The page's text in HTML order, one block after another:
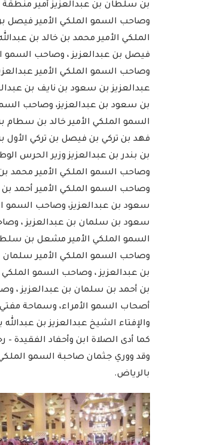
بن سلطان بن عبدالعزيز أمير منطقة
وصاحب السمو الملكي الأمير فيصل
الملكي الأمير محمد بن خالد بن
فيصل بن عبدالعزيز ، وصاحب السمو
وصاحب السمو الملكي الأمير
عبدالعزيز بن سعود بن نايف بن
بن سعود بن عبدالعزيز، وصاحب
السمو الملكي الأمير خالد بن سطام
فهد بن تركي بن فيصل بن تركي الأول
بن بندر بن عبدالعزيز وزير الحرس
وصاحب السمو الملكي الأمير محمد
وصاحب السمو الملكي الأمير أحمد
سعود بن عبدالعزيز، وصاحب السمو
سعود بن سلمان بن عبدالعزيز ،
السمو الملكي الأمير مشعل بن
وصاحب السمو الملكي الأمير سلمان
بن عبدالعزيز ، وصاحب السمو
بن أحمد بن سلمان بن عبدالعزيز ،
أصحاب السمو الأمراء، وسماحة
والإفتاء الشيخ عبدالعزيز بن
كما أدى الصلاة ابن وأحفاد الفقيدة –
وقد ووري جثمان صاحبة السمو
بالرياض.